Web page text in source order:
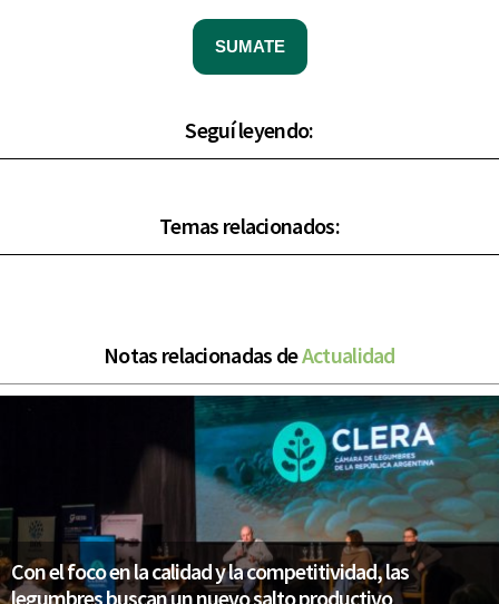
SUMATE
Seguí leyendo:
Temas relacionados:
Notas relacionadas deActualidad
Con el foco en la calidad y la competitividad, las
legumbres buscan un nuevo salto productivo